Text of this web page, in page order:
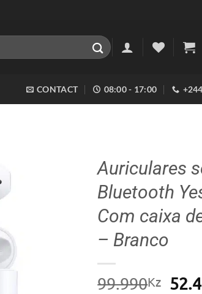
CONTACT 08:00 - 17:00
Auriculares
Bluetooth
Com caixa
– Branco
99.990Kz O